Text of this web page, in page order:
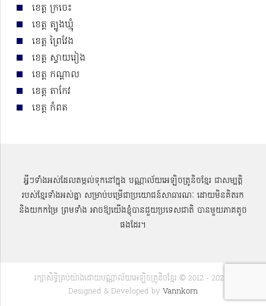
ខេត្ត ក្រចេះ
ខេត្ត ត្បូងឃ្មុំ
ខេត្ត ព្រៃវែង
ខេត្ត ស្វាយរៀង
ខេត្ត កណ្ដាល
ខេត្ត តាកែវ
ខេត្ត កំពត
អ្វីៗទាំងអស់ដែលតម្កល់ទុកនៅក្នុង បណ្ណាល័យអេឡិចត្រូនិចខ្មែរ ជាសម្បតិ្ត
របស់ខ្មែរទាំងអស់គ្នា សម្រាប់បម្រើជាប្រយោជន៍សាធារណៈ ដោយមិនគិតរក
និងយកកម្រៃ ព្រមទាំង អាចឱ្យយើងខ្ញុំបានជួយប្រទេសជាតិ បានមួយភាគតូច
ផងដែរ។
រក្សាសិទ្ធិគ្រប់យ៉ាងដោយបណ្ណាល័យអេឡិចត្រូនិចខ្មែរ © 2012 - 2022 |
Designed & Developed by Vannkorn